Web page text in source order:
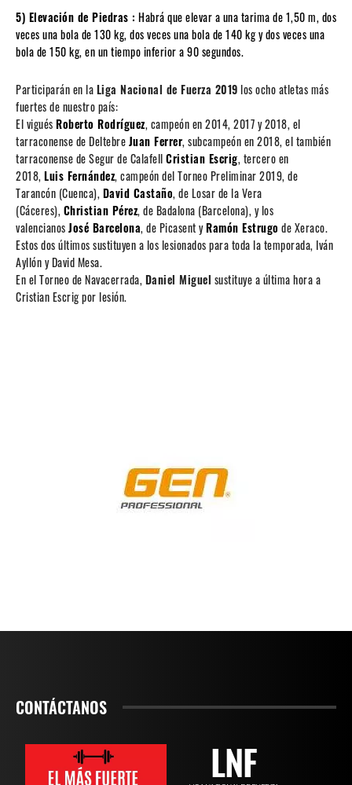
5) Elevación de Piedras : Habrá que elevar a una tarima de 1,50 m, dos
veces una bola de 130 kg, dos veces una bola de 140 kg y dos veces una
bola de 150 kg, en un tiempo inferior a 90 segundos.
Participarán en laLiga Nacional de Fuerza 2019los ocho atletas más
fuertes de nuestro país:
El viguésRoberto Rodríguez, campeón en 2014, 2017 y 2018, el
tarraconense de DeltebreJuan Ferrer, subcampeón en 2018, el también
tarraconense de Segur de CalafellCristian Escrig, tercero en
2018, Luis Fernández, campeón del Torneo Preliminar 2019, de
Tarancón (Cuenca), David Castaño, de Losar de la Vera
(Cáceres), Christian Pérez, de Badalona (Barcelona), y los
valencianosJosé Barcelona, de Picasent yRamón Estrugo de Xeraco.
Estos dos últimos sustituyen a los lesionados para toda la temporada, Iván
Ayllón y David Mesa.
En el Torneo de Navacerrada, Daniel Miguel sustituye a última hora a
Cristian Escrig por lesión.
CONTÁCTANOS
LNF